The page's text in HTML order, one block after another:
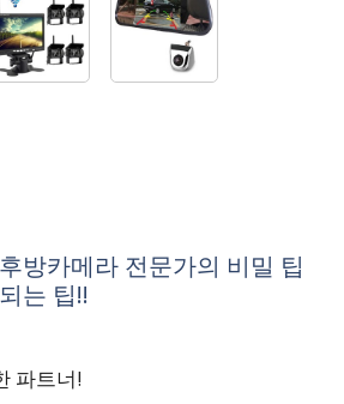
방카메라 전문가의 비밀 팁
는 팁!!
파트너!